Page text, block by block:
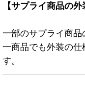
【サプライ商品の外
一部のサプライ商
一商品でも外装の仕
す。